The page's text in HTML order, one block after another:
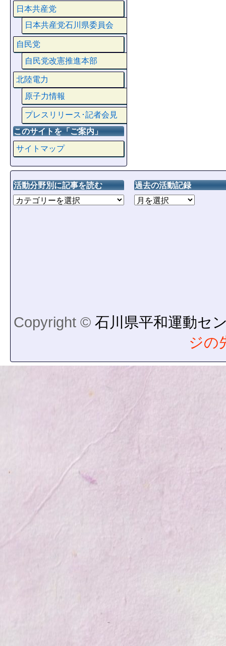
日本共産党
日本共産党石川県委員会
自民党
自民党改憲推進本部
北陸電力
原子力情報
プレスリリース･記者会見
このサイトを「ご案内」
サイトマップ
活動分野別に記事を読む 過去の活動記録
Copyright © 石川県平和運動セ
ジの